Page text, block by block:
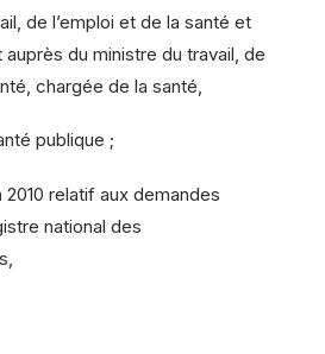
de l’emploi et de la santé et
auprès du ministre du travail, de
chargée de la santé,
publique ;
2010 relatif aux demandes
national des